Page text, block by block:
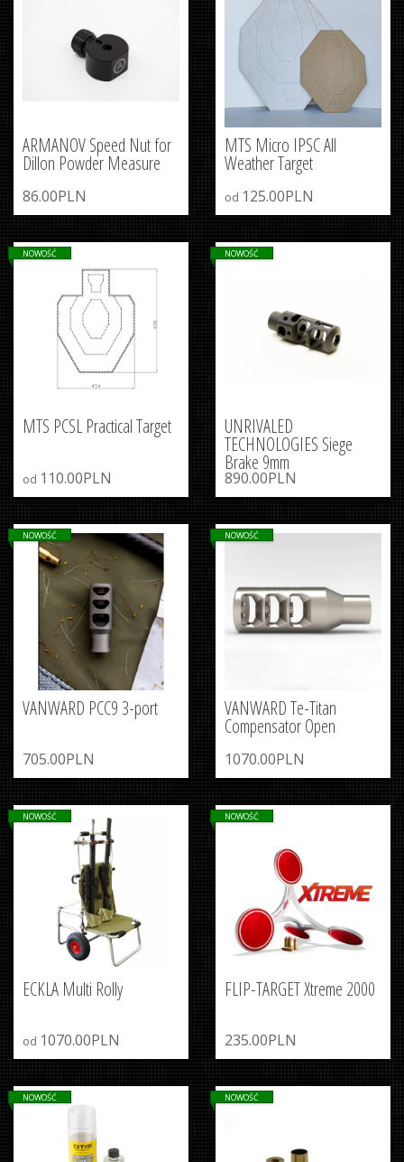
ARMANOV Speed Nut for
Dillon Powder Measure
86.00PLN
MTS Micro IPSC All
Weather Target
od 125.00PLN
MTS PCSL Practical Target
od 110.00PLN
NOWOŚĆ
UNRIVALED
TECHNOLOGIES Siege
Brake 9mm
890.00PLN
NOWOŚĆ
VANWARD PCC9 3-port
705.00PLN
NOWOŚĆ
VANWARD Te-Titan
Compensator Open
1070.00PLN
NOWOŚĆ
ECKLA Multi Rolly
od 1070.00PLN
NOWOŚĆ
FLIP-TARGET Xtreme 2000
235.00PLN
NOWOŚĆ
NOWOŚĆ NOWOŚĆ